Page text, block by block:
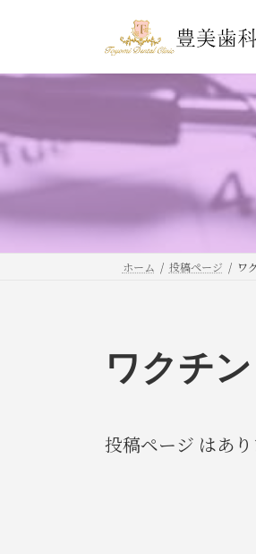
へ
ス
キ
ッ
プ
ョ
ン
に
移
動
ホーム 投稿ページ ワ
ワクチン
投稿ページ はあり